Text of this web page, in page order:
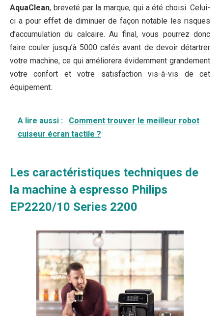
AquaClean, breveté par la marque, qui a été choisi. Celui-
ci a pour effet de diminuer de façon notable les risques
d’accumulation du calcaire. Au final, vous pourrez donc
faire couler jusqu’à 5000 cafés avant de devoir détartrer
votre machine, ce qui améliorera évidemment grandement
votre confort et votre satisfaction vis-à-vis de cet
équipement.
A lire aussi :
Comment trouver le meilleur robot
cuiseur écran tactile ?
Les caractéristiques techniques de
la machine à espresso Philips
EP2220/10 Series 2200